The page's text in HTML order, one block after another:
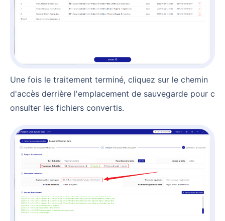
Une fois le traitement terminé, cliquez sur le chemin
d'accès derrière l'emplacement de sauvegarde pour c
onsulter les fichiers convertis.